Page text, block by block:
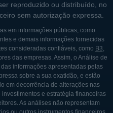
reproduzido ou distribuído, no
sem autorização expressa.
em informações públicas, como
e demais informações fornecidas
consideradas confiáveis, como B3,
das empresas. Assim, o Análise de
informações apresentadas pelas
sobre a sua exatidão, e estão
em decorrência de alterações nas
e estratégia financeiras
As análises não representam